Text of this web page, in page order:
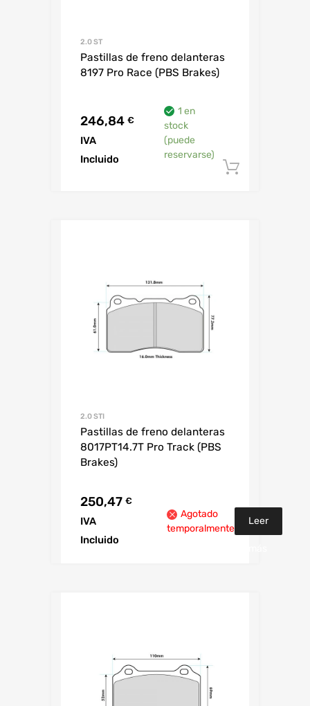
2.0 ST
Pastillas de freno delanteras
8197 Pro Race (PBS Brakes)
246,84 €
IVA
Incluido
1 en
stock
(puede
reservarse)
2.0 STI
Pastillas de freno delanteras
8017PT14.7T Pro Track (PBS
Brakes)
250,47 €
IVA
Incluido
Agotado
temporalmente
Leer